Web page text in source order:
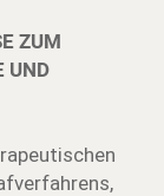
ZUM
UND